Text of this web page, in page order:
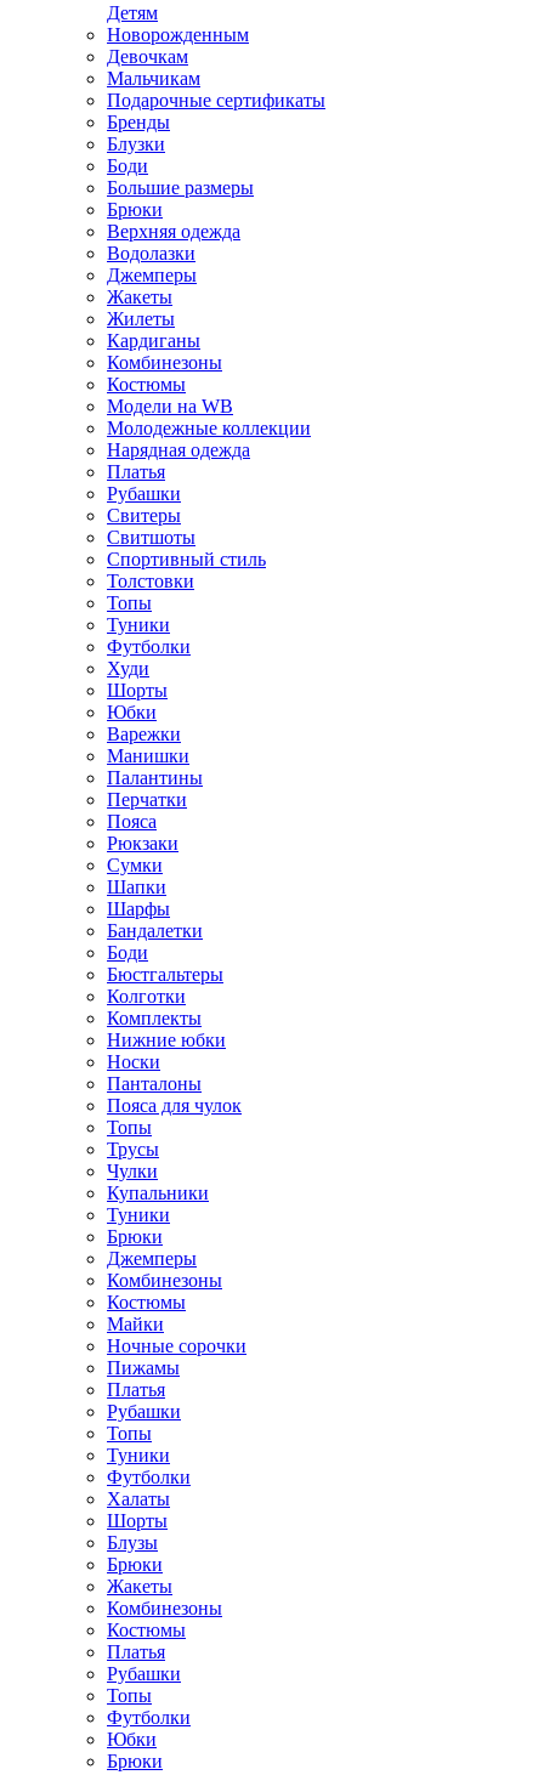
Детям
Новорожденным
Девочкам
Мальчикам
Подарочные сертификаты
Бренды
Блузки
Боди
Большие размеры
Брюки
Верхняя одежда
Водолазки
Джемперы
Жакеты
Жилеты
Кардиганы
Комбинезоны
Костюмы
Модели на WB
Молодежные коллекции
Нарядная одежда
Платья
Рубашки
Свитеры
Свитшоты
Спортивный стиль
Толстовки
Топы
Туники
Футболки
Худи
Шорты
Юбки
Варежки
Манишки
Палантины
Перчатки
Пояса
Рюкзаки
Сумки
Шапки
Шарфы
Бандалетки
Боди
Бюстгальтеры
Колготки
Комплекты
Нижние юбки
Носки
Панталоны
Поясa для чулок
Топы
Трусы
Чулки
Купальники
Туники
Брюки
Джемперы
Комбинезоны
Костюмы
Майки
Ночные сорочки
Пижамы
Платья
Рубашки
Топы
Туники
Футболки
Халаты
Шорты
Блузы
Брюки
Жакеты
Комбинезоны
Костюмы
Платья
Рубашки
Топы
Футболки
Юбки
Брюки